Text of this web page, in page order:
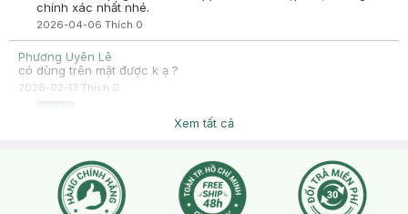
chính xác nhất nhé.
2026-04-06 Thích 0
Phương Uyên Lê
có dùng trên mặt được k ạ ?
2026-02-13 Thích 0
Dạ sản phẩm chỉ dùng cho body, không dùng cho mặt ạ.
Xem tất cả